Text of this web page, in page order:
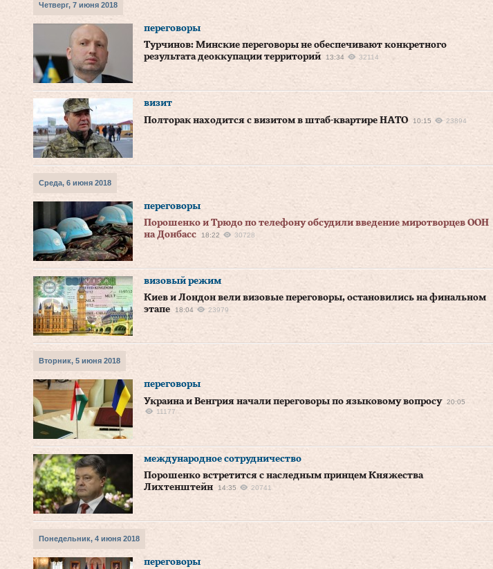
Четверг, 7 июня 2018
переговоры
Турчинов: Минские переговоры не обеспечивают конкретного
результата деоккупации территорий
13:34 32114
визит
Полторак находится с визитом в штаб-квартире НАТО
10:15 23894
Среда, 6 июня 2018
переговоры
Порошенко и Трюдо по телефону обсудили введение миротворцев ООН
на Донбасс
18:22 30728
визовый режим
Киев и Лондон вели визовые переговоры, остановились на финальном
этапе
18:04 23979
Вторник, 5 июня 2018
переговоры
Украина и Венгрия начали переговоры по языковому вопросу
20:05
11177
международное сотрудничество
Порошенко встретится с наследным принцем Княжества
Лихтенштейн
14:35 20741
Понедельник, 4 июня 2018
переговоры